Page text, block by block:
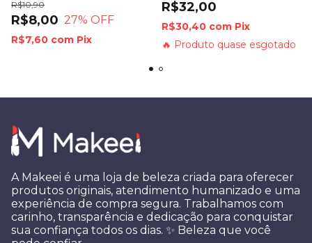
R$8,00
R$10,90
27% OFF
R$7,60 com Pix
R$32,00
R$30,40 com Pix
🔥 Produto quase esgotado
A Makeei é uma loja de beleza criada para oferecer
produtos originais, atendimento humanizado e uma
experiência de compra segura. Trabalhamos com
carinho, transparência e dedicação para conquistar
sua confiança todos os dias. ✨ Beleza que você